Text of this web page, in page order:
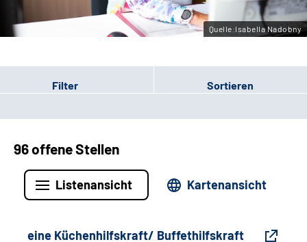
Quelle:Isabella Nadobny
Filter Sortieren
96 offene Stellen
Listenansicht Kartenansicht
eine Küchenhilfskraft/ Buffethilfskraft